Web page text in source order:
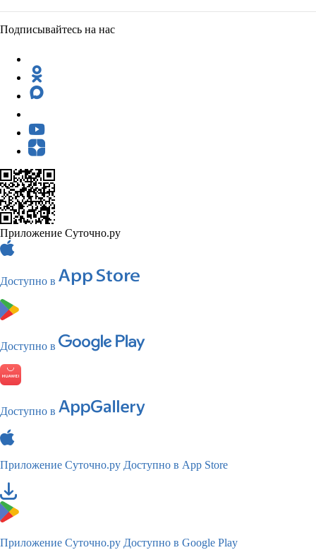
Подписывайтесь на нас
Приложение Суточно.ру
Доступно в
Доступно в
Доступно в
Приложение Суточно.ру Доступно в App Store
Приложение Суточно.ру Доступно в Google Play